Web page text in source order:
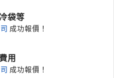
袋等
成功報價！
用
成功報價！